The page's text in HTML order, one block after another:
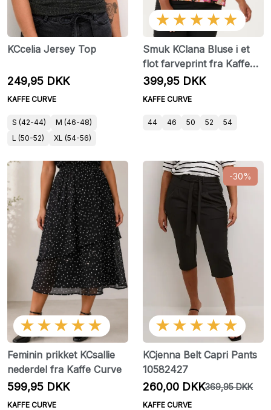
KCcelia Jersey Top
249,95 DKK
KAFFE CURVE
S (42-44)
M (46-48)
L (50-52)
XL (54-56)
★★★★★
Smuk KClana Bluse i et
flot farveprint fra Kaffe
Curve
399,95 DKK
KAFFE CURVE
44 46 50 52 54
★★★★★
Feminin prikket KCsallie
nederdel fra Kaffe Curve
599,95 DKK
KAFFE CURVE
-30%
★★★★★
KCjenna Belt Capri Pants
10582427
260,00 DKK369,95 DKK
KAFFE CURVE